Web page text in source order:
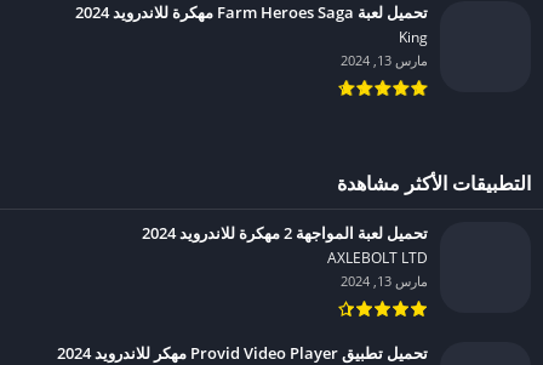
تحميل لعبة Farm Heroes Saga مهكرة للاندرويد 2024
King‏
مارس 13, 2024
التطبيقات الأكثر مشاهدة
تحميل لعبة المواجهة 2 مهكرة للاندرويد 2024
AXLEBOLT LTD‏
مارس 13, 2024
تحميل تطبيق Provid Video Player مهكر للاندرويد 2024